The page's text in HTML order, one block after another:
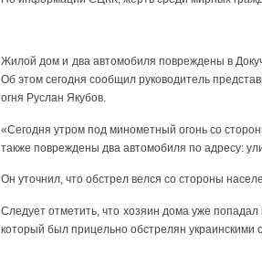
Жилой дом и два автомобиля повреждены в
Об этом сегодня сообщил руководитель
огня Руслан Якубов.
«Сегодня утром под минометный огонь со
также повреждены два автомобиля по адресу:
Он уточнил, что обстрел велся со стороны
Следует отметить, что хозяин дома уже
который был прицельно обстрелян